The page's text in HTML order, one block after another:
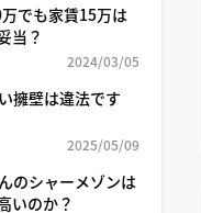
でも家賃15万は
当？
2024/03/05
擁壁は違法です
2025/05/09
のシャーメゾンは
いのか？